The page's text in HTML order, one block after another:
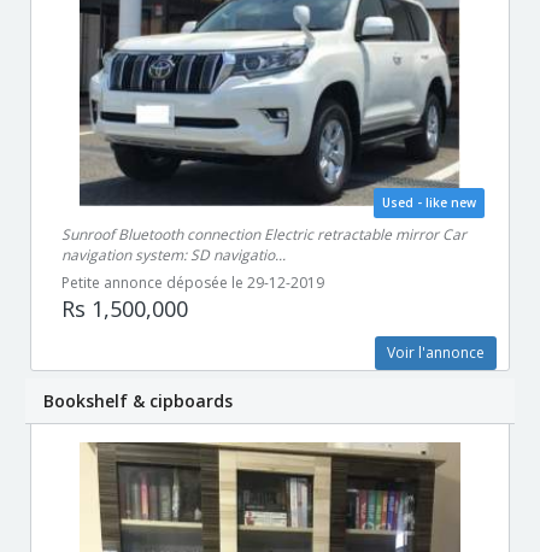
Used - like new
Sunroof Bluetooth connection Electric retractable mirror Car
navigation system: SD navigatio...
Petite annonce déposée le 29-12-2019
Rs 1,500,000
Voir l'annonce
Bookshelf & cipboards